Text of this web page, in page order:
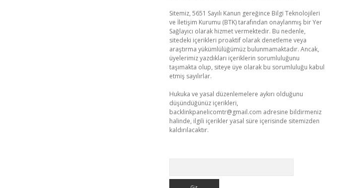
Sitemiz, 5651 Sayılı Kanun gereğince Bilgi Teknolojileri
ve İletişim Kurumu (BTK) tarafından onaylanmış bir Yer
Sağlayıcı olarak hizmet vermektedir. Bu nedenle,
sitedeki içerikleri proaktif olarak denetleme veya
araştırma yükümlülüğümüz bulunmamaktadır. Ancak,
üyelerimiz yazdıkları içeriklerin sorumluluğunu
taşımakta olup, siteye üye olarak bu sorumluluğu kabul
etmiş sayılırlar.
Hukuka ve yasal düzenlemelere aykırı olduğunu
düşündüğünüz içerikleri,
backlinkpanelicomtr@gmail.com adresine bildirmeniz
halinde, ilgili içerikler yasal süre içerisinde sitemizden
kaldırılacaktır.